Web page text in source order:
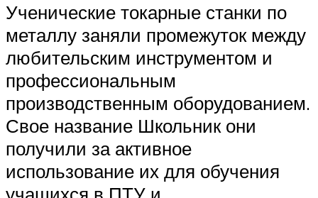
Ученические токарные станки по
металлу заняли промежуток между
любительским инструментом и
профессиональным
производственным оборудованием.
Свое название Школьник они
получили за активное
использование их для обучения